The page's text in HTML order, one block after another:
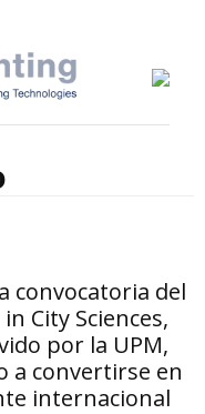
convocatoria del
City Sciences,
por la UPM,
a convertirse en
internacional